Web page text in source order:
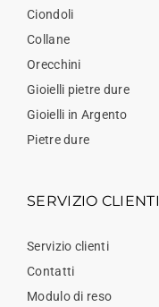
Ciondoli
Collane
Orecchini
Gioielli pietre dure
Gioielli in Argento
Pietre dure
SERVIZIO CLIENTI
Servizio clienti
Contatti
Modulo di reso